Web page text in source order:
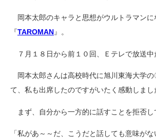
岡本太郎のキャラと思想がウルトラマンに
『TAROMAN 』。
７月１８日から前１０回、Ｅテレで放送中
岡本太郎さんは高校時代に旭川東海大学の
て、私も出席したのですがいたく感動しまし
まず、自分から一方的に話すことを拒否し
「私があ～～だ、こうだと話しても意味がな